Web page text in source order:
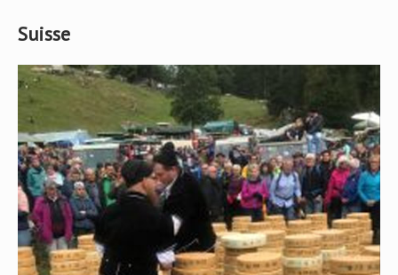
Suisse